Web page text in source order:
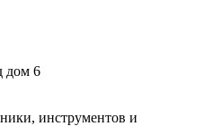
дом 6
инструментов и